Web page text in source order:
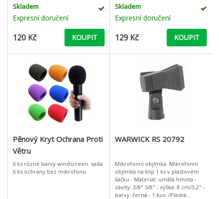
Skladem
Expresní doručení
120 Kč KOUPIT
Skladem
Expresní doručení
129 Kč KOUPIT
Pěnový Kryt Ochrana Proti
Větru
6 ks různé barvy windscreen. sada
6 ks ochrany bez mikrofonu
WARWICK RS 20792
Mikrofonní objímka. Mikrofonní
objímka na klip 1 ks v plastovém
šáčku - Material: umělá hmota -
závity: 3/8" 5/8" - výška: 8 cm/3,2" -
barvy: černá - 1 kus. /Plastik